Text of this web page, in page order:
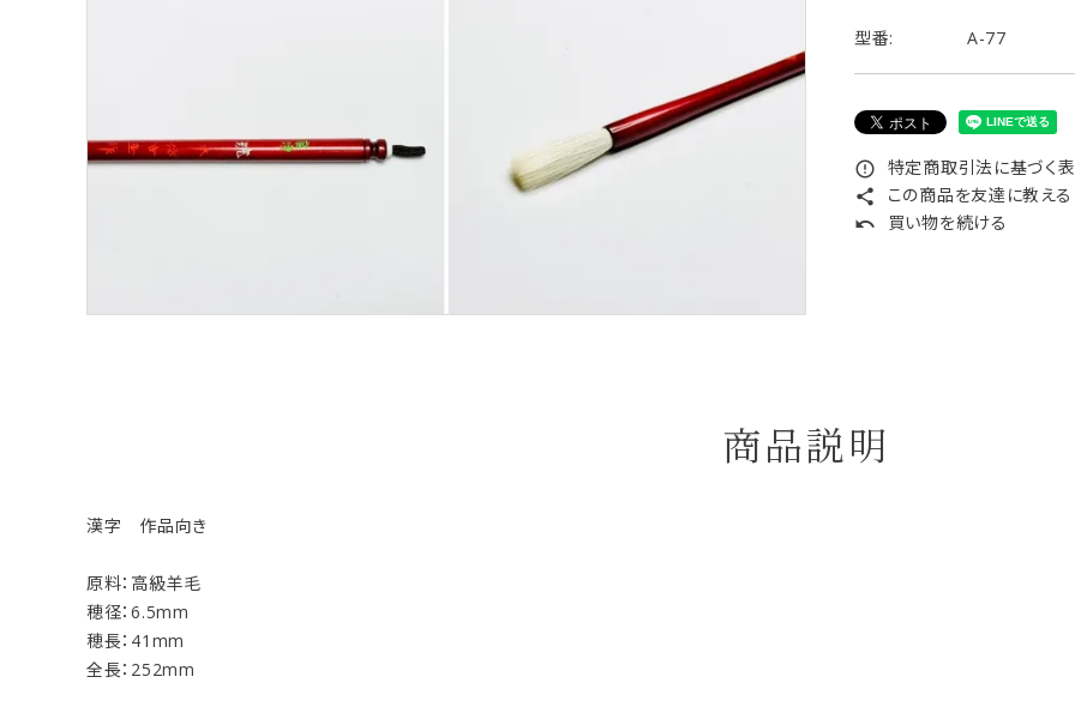
型番: A-77
error_outline 特定商取引法に基づく
share この商品を友達に教える
undo 買い物を続ける
商品説明
漢字 作品向き
原料：高級羊毛
穂径：6.5mm
穂長：41mm
全長：252mm